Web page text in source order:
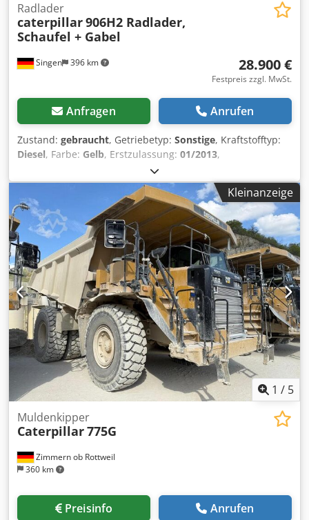
Singen 396 km
Radlader
caterpillar906H2 Radlader,
Schaufel + Gabel
28.900 €
Festpreis zzgl. MwSt.
Anfragen Anrufen
Zustand: gebraucht, Getriebetyp: Sonstige, Kraftstofftyp:
Diesel, Farbe: Gelb, Erstzulassung: 01/2013,
, Federung:
Betriebsstunden:3.700 h, Fahrerkabine:Sonstige,
Kraftstoff:
, Ausstattung:Allradantrieb , * Schaufel *
Ladegabel ... Allrad, Gebrauchtwagen, Diesel, inkl. Mwst.
Dksdpfx Alszrzf As Ssr
Kleinanzeige
1 / 5
Zimmern ob Rottweil
360 km
Muldenkipper
Caterpillar775G
Preisinfo Anrufen